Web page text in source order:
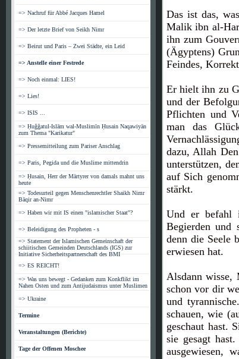
=> Nachruf für Abbé Jacques Hamel
=> Der letzte Brief von Seikh Nimr
=> Beirut und Paris – Zwei Städte, ein Leid
=> Anstelle einer Festrede
=> Noch einmal: LIES!
=> Lies!
=> ISIS ...
=> Ḥuğğatul-Islām wal-Muslimīn Ḥusain Naqawiyān
zum Thema "Karikatur"
=> Pressemitteilung zum Pariser Anschlag
=> Paris, Pegida und die Muslime mittendrin
=> Ḥusain, Herr der Märtyrer von damals mahnt uns
heute
=> Todesurteil gegen Menschenrechtler Shaikh Nimr
Bāqir an-Nimr
=> Haben wir mit IS einen "islamischer Staat"?
=> Beleidigung des Propheten - s
=> Statement der Islamischen Gemeinschaft der
schiitischen Gemeinden Deutschlands (IGS) zur
Initiative Sicherheitspartnerschaft des BMI
=> ES REICHT!
=> Was uns bewegt - Gedanken zum Konkflikt im
Nahen Osten und zum Antijudaismus unter Muslimen
=> Ukraine
Termine
Veranstaltungen (Berichte)
Tage der Offenen Moschee
Das ist das,
Malik ibn al-
ihn zum
(Ägyptens)
Feindes,
Er hielt ihn zu
und der
Pflichten und
man das
dazu, Allah
unterstützen,
auf Sich
stärkt.
Und er befahl
Begierden und
denn die Seele
erwiesen hat.
Alsdann wisse,
schon vor dir
und
schauen, wie
geschaut hast.
sie gesagt
ausgewiesen,